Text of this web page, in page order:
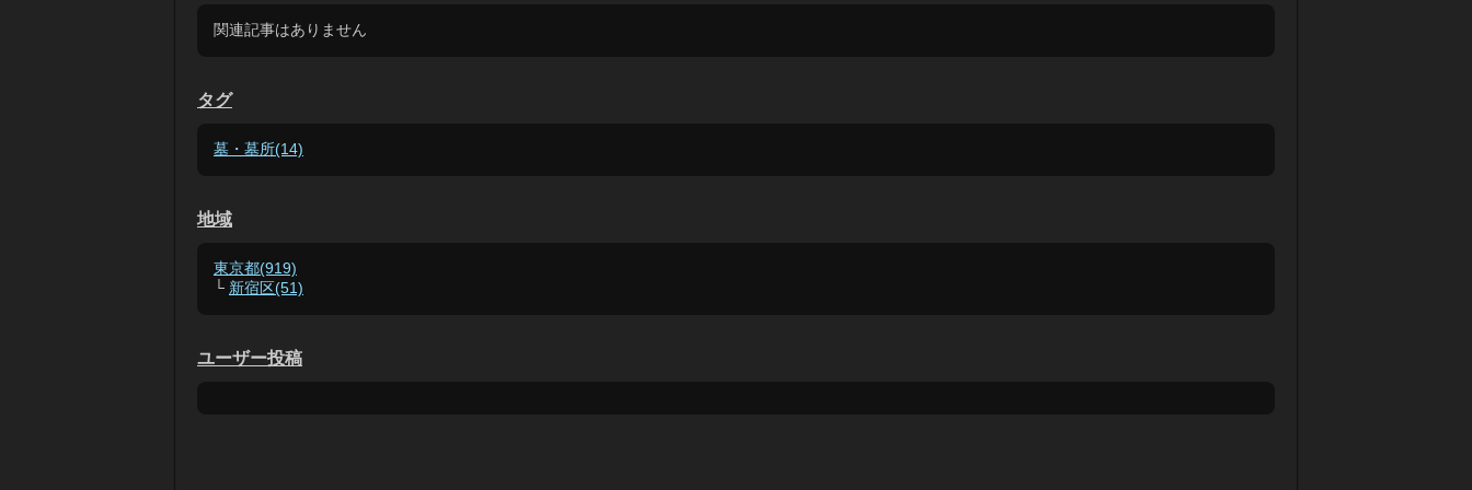
関連記事はありません
タグ
墓・墓所(14)
地域
東京都(919)
└ 新宿区(51)
ユーザー投稿